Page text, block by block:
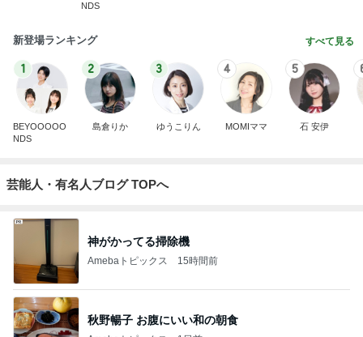
NDS
新登場ランキング すべて見る
1
BEYOOOOO
NDS
2
島倉りか
3
ゆうこりん
4
MOMIママ
5
石 安伊
芸能人・有名人ブログ TOPへ
神がかってる掃除機
Amebaトピックス 15時間前
秋野暢子 お腹にいい和の朝食